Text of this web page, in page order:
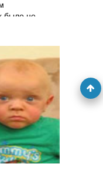
было не
после
за жизнь